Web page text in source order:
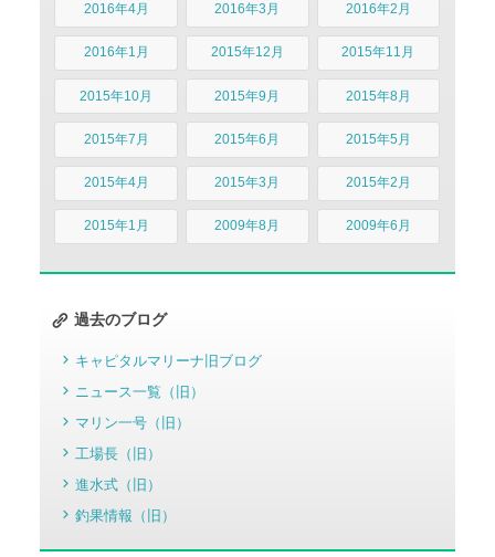
2016年4月 2016年3月 2016年2月
2016年1月 2015年12月 2015年11月
2015年10月 2015年9月 2015年8月
2015年7月 2015年6月 2015年5月
2015年4月 2015年3月 2015年2月
2015年1月 2009年8月 2009年6月
過去のブログ
キャピタルマリーナ旧ブログ
ニュース一覧（旧）
マリン一号（旧）
工場長（旧）
進水式（旧）
釣果情報（旧）